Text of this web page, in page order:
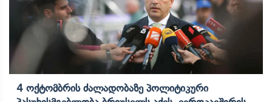
4 Ოქტომბრის Ძალადობაზე Პოლიტიკური